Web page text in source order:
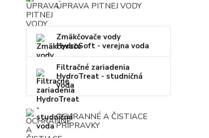
ÚPRAVA PITNEJ VODY
Zmäkčovače vody
HydroSoft - verejna voda
Filtračné zariadenia
HydroTreat - studničná
voda
OCHRANNÉ A ČISTIACE
PRÍPRAVKY